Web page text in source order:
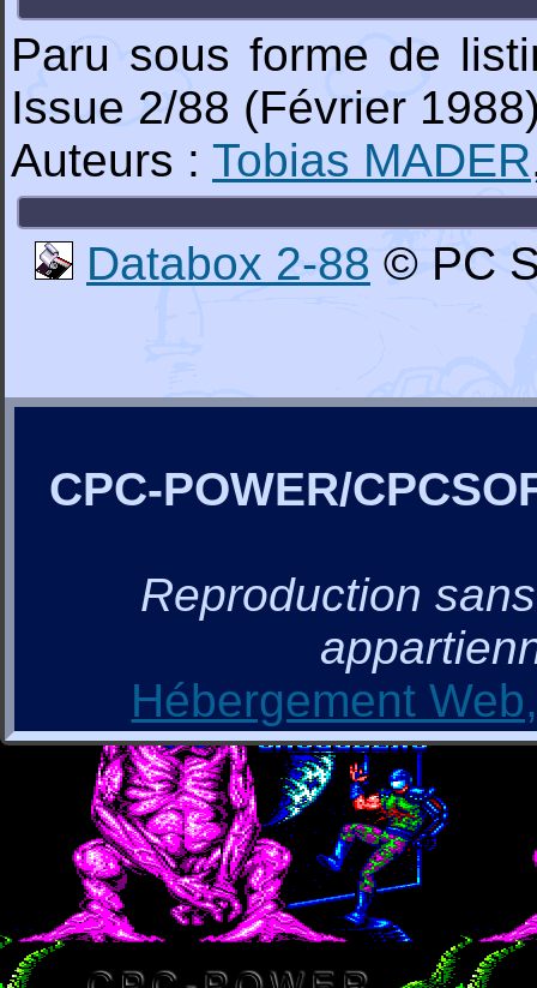
Paru sous forme de
Issue 2/88 (Février
Auteurs : Tobias MADER
Databox 2-88 © PC
CPC-POWER/
Reproduction
Hébergement